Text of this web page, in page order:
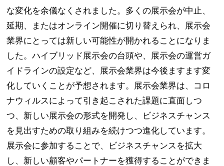
な変化を余儀なくされました。多くの展示会が中止、
延期、またはオンライン開催に切り替えられ、展示会
業界にとっては新しい可能性が開かれることになりま
した。ハイブリッド展示会の台頭や、展示会の運営ガ
イドラインの設定など、展示会業界は今後ますます変
化していくことが予想されます。展示会業界は、コロ
ナウィルスによって引き起こされた課題に直面しつ
つ、新しい展示会の形式を開発し、ビジネスチャンス
を見出すための取り組みを続けつつ進化しています。
展示会に参加することで、ビジネスチャンスを拡大
し、新しい顧客やパートナーを獲得することができま